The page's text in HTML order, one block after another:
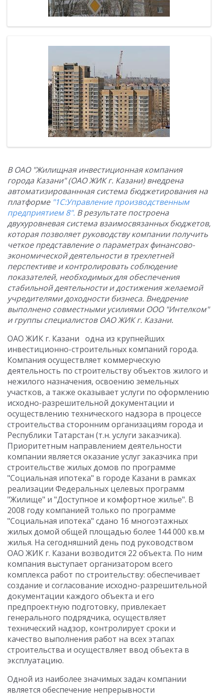
В ОАО "Жилищная инвестиционная компания
города Казани" (ОАО ЖИК г. Казани) внедрена
автоматизированнная система бюджетирования на
платформе "1С:Управление производственным
предприятием 8". В результате построена
двухуровневая система взаимосвязанных бюджетов,
которая позволяет руководству компании получить
четкое представление о параметрах финансово-
экономической деятельности в трехлетней
перспективе и контролировать соблюдение
показателей, необходимых для обеспечения
стабильной деятельности и достижения желаемой
учредителями доходности бизнеса. Внедрение
выполнено совместными усилиями ООО "Интелком"
и группы специалистов ОАО ЖИК г. Казани.
ОАО ЖИК г. Казани одна из крупнейших
инвестиционно-строительных компаний города.
Компания осуществляет коммерческую
деятельность по строительству объектов жилого и
нежилого назначения, освоению земельных
участков, а также оказывает услуги по оформлению
исходно-разрешительной документации и
осуществлению технического надзора в процессе
строительства сторонним организациям города и
Республики Татарстан (т.н. услуги заказчика).
Приоритетным направлением деятельности
компании является оказание услуг заказчика при
строительстве жилых домов по программе
"Социальная ипотека" в городе Казани в рамках
реализации Федеральных целевых программ
"Жилище" и "Доступное и комфортное жилье". В
2008 году компанией только по программе
"Социальная ипотека" сдано 16 многоэтажных
жилых домой общей площадью более 144 000 кв.м
жилья. На сегодняшний день под руководством
ОАО ЖИК г. Казани возводится 22 объекта. По ним
компания выступает организатором всего
комплекса работ по строительству: обеспечивает
создание и согласование исходно-разрешительной
документации каждого объекта и его
предпроектную подготовку, привлекает
генерального подрядчика, осуществляет
технический надзор, контролирует сроки и
качество выполнения работ на всех этапах
строительства и осуществляет ввод объекта в
эксплуатацию.
Одной из наиболее значимых задач компании
является обеспечение непрерывности